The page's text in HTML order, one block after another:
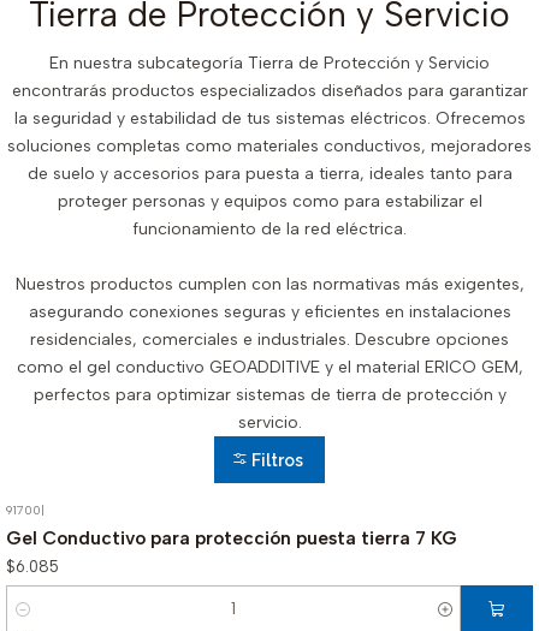
Tierra de Protección y Servicio
En nuestra subcategoría Tierra de Protección y Servicio
encontrarás productos especializados diseñados para garantizar
la seguridad y estabilidad de tus sistemas eléctricos. Ofrecemos
soluciones completas como materiales conductivos, mejoradores
de suelo y accesorios para puesta a tierra, ideales tanto para
proteger personas y equipos como para estabilizar el
funcionamiento de la red eléctrica.
Nuestros productos cumplen con las normativas más exigentes,
asegurando conexiones seguras y eficientes en instalaciones
residenciales, comerciales e industriales. Descubre opciones
como el gel conductivo GEOADDITIVE y el material ERICO GEM,
perfectos para optimizar sistemas de tierra de protección y
servicio.
Filtros
91700|
Gel Conductivo para protección puesta tierra 7 KG
$6.085
Cantidad